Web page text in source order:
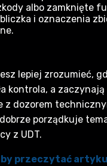
albo zamknięte
i oznaczenia
lepiej zrozumieć,
kontrola, a
z dozorem
porządkuje
z UDT.
przeczytać